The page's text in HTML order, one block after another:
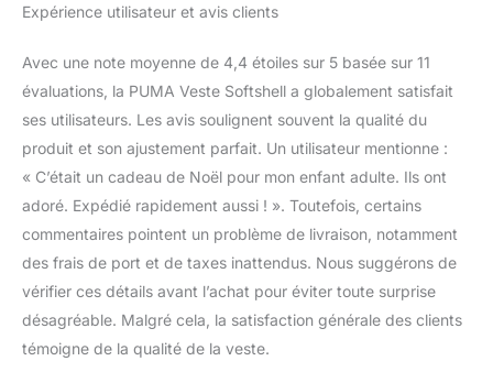
Expérience utilisateur et avis clients
Avec une note moyenne de 4,4 étoiles sur 5 basée sur 11
évaluations, la PUMA Veste Softshell a globalement satisfait
ses utilisateurs. Les avis soulignent souvent la qualité du
produit et son ajustement parfait. Un utilisateur mentionne :
« C’était un cadeau de Noël pour mon enfant adulte. Ils ont
adoré. Expédié rapidement aussi ! ». Toutefois, certains
commentaires pointent un problème de livraison, notamment
des frais de port et de taxes inattendus. Nous suggérons de
vérifier ces détails avant l’achat pour éviter toute surprise
désagréable. Malgré cela, la satisfaction générale des clients
témoigne de la qualité de la veste.